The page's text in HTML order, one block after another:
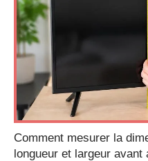
Comment mesurer la
longueur et largeur avant